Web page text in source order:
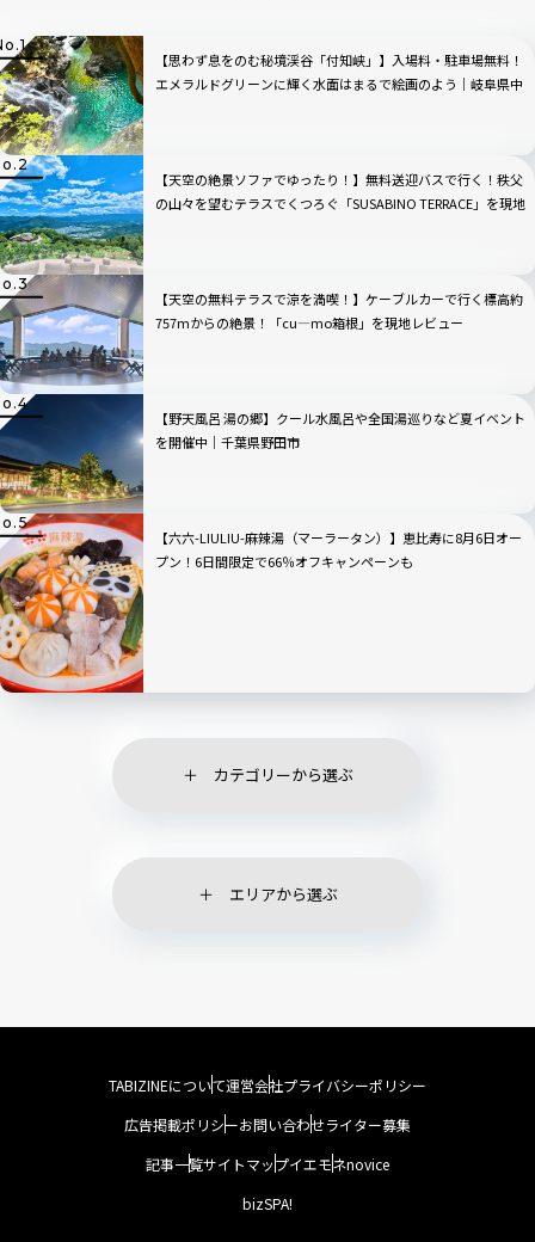
【思わず息をのむ秘境渓谷「付知峡」】入場料・駐車場無料！
エメラルドグリーンに輝く水面はまるで絵画のよう｜岐阜県中
【天空の絶景ソファでゆったり！】無料送迎バスで行く！秩父
の山々を望むテラスでくつろぐ「SUSABINO TERRACE」を現地
【天空の無料テラスで涼を満喫！】ケーブルカーで行く標高約
757mからの絶景！「cu―mo箱根」を現地レビュー
【野天風呂 湯の郷】クール水風呂や全国湯巡りなど夏イベント
を開催中｜千葉県野田市
【六六-LIULIU-麻辣湯（マーラータン）】恵比寿に8月6日オー
プン！6日間限定で66％オフキャンペーンも
カテゴリーから選ぶ
エリアから選ぶ
TABIZINEについて運営会社プライバシーポリシー
広告掲載ポリシーお問い合わせライター募集
記事一覧サイトマップイエモネnovice
bizSPA!